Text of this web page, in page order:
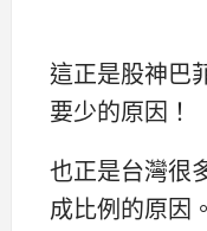
這正是股神巴
要少的原因！
也正是台灣很
成比例的原因。